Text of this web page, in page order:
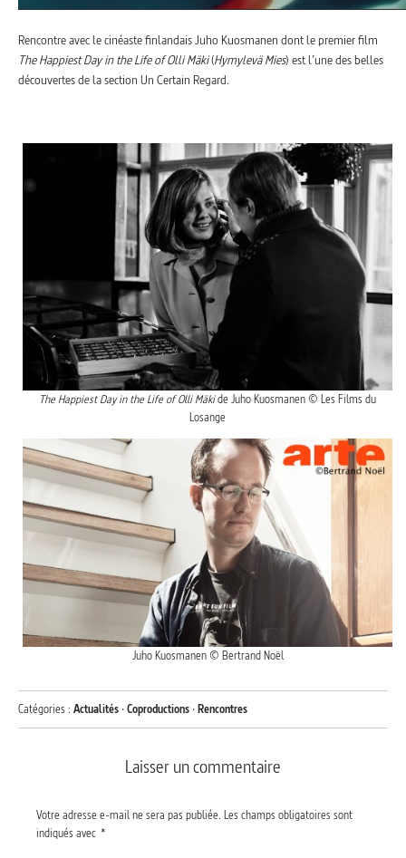
Rencontre avec le cinéaste finlandais Juho Kuosmanen dont le premier film
The Happiest Day in the Life of Olli Mäki(Hymylevä Mies) est l’une des belles
découvertes de la section Un Certain Regard.
The Happiest Day in the Life of Olli Mäkide Juho Kuosmanen © Les Films du
Losange
Juho Kuosmanen © Bertrand Noël
Catégories : Actualités ·Coproductions ·Rencontres
Laisser un commentaire
Votre adresse e-mail ne sera pas publiée. Les champs obligatoires sont
indiqués avec *